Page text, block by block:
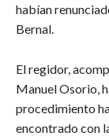
habían
Bernal.
El regidor,
Manuel Osorio,
procedimiento
encontrado con